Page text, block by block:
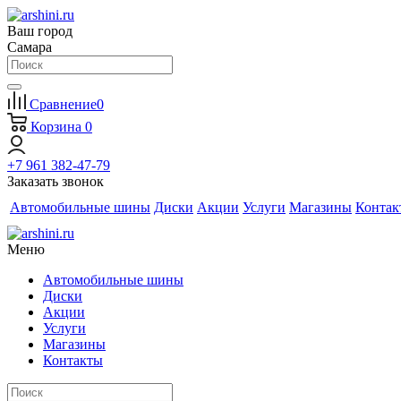
Ваш город
Самара
Сравнение0
Корзина 0
+7 961 382-47-79
Заказать звонок
Автомобильные шины Диски Акции Услуги Магазины
Меню
Автомобильные шины
Диски
Акции
Услуги
Магазины
Контакты